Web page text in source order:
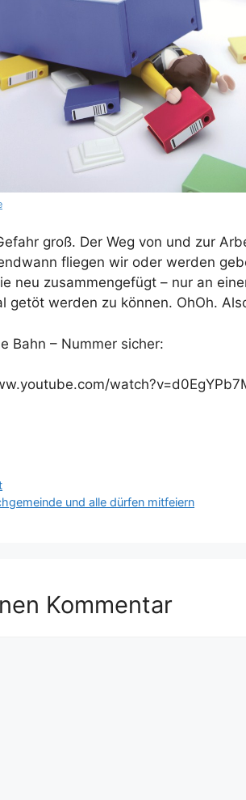
groß. Der Weg von und zur
fliegen wir oder werden
neu zusammengefügt – nur an
getöt werden zu können. OhOh.
Bahn – Nummer sicher:
und alle dürfen mitfeiern
Kommentar